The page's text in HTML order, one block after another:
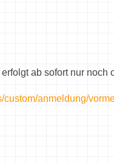
ab sofort nur noch
anmeldung/